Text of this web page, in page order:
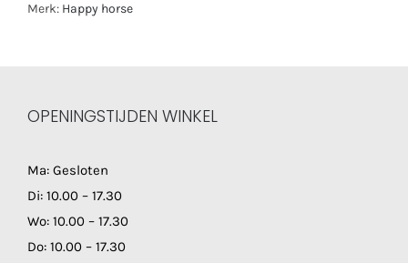
Merk: Happy horse
OPENINGSTIJDEN WINKEL
Ma: Gesloten
Di: 10.00 – 17.30
Wo: 10.00 – 17.30
Do: 10.00 – 17.30